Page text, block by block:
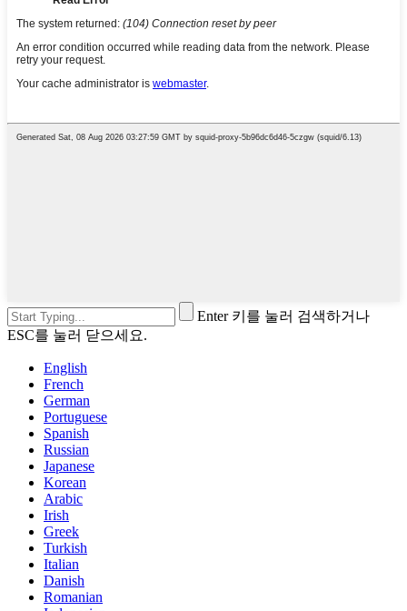
Enter 키를 눌러 검색하거나
ESC를 눌러 닫으세요.
English
French
German
Portuguese
Spanish
Russian
Japanese
Korean
Arabic
Irish
Greek
Turkish
Italian
Danish
Romanian